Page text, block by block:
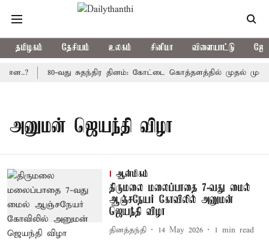
தமிழகம் தேசியம் உலகம் சினிமா விளையாட்டு
80-வது சுதந்திர தினம்: கோட்டை கொத்தளத்தில் முதல்
அனுமன் ஜெயந்தி விழா
ஆன்மிகம்
திருமலை மலைப்பாதை 7-வது மைல்
ஆஞ்சநேயர் கோவிலில் அனுமன்
ஜெயந்தி விழா
தினத்தந்தி 14 May 2026 1 min read